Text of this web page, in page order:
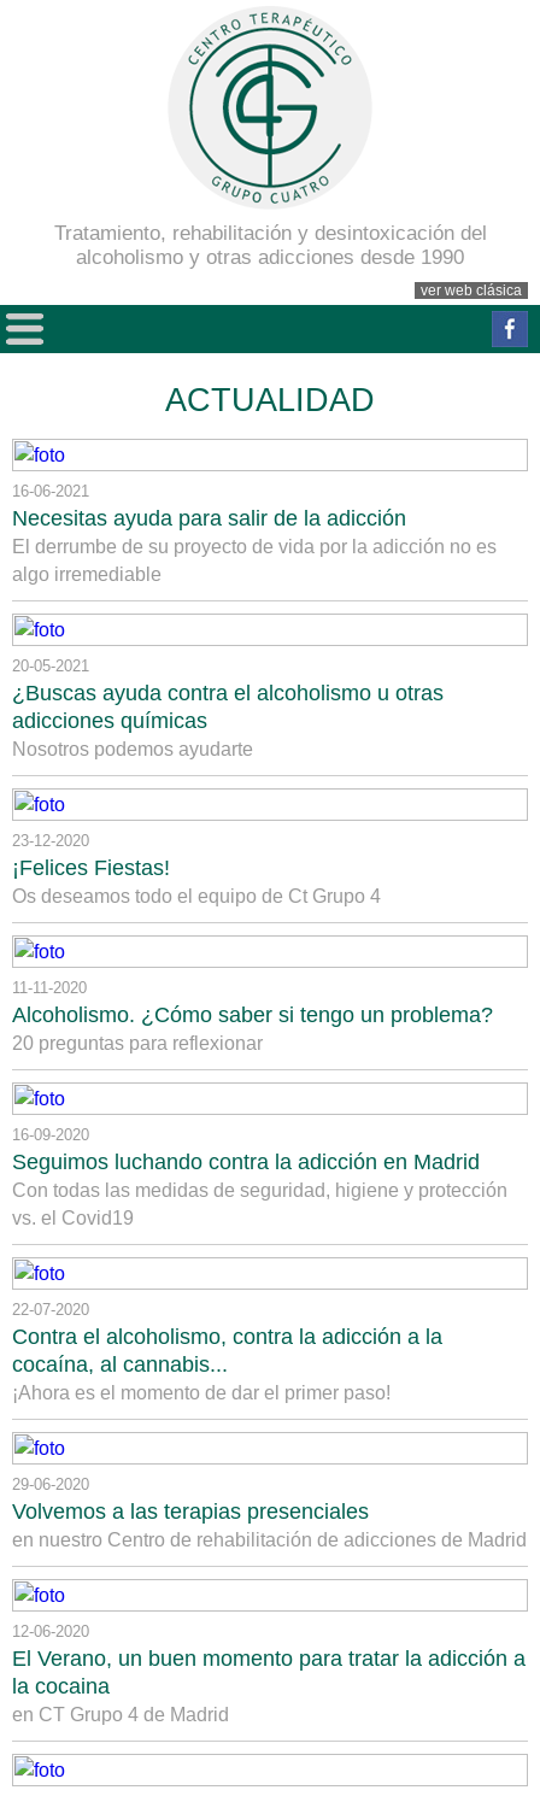
Tratamiento, rehabilitación y desintoxicación del
alcoholismo y otras adicciones desde 1990
ver web clásica
ACTUALIDAD
16-06-2021
Necesitas ayuda para salir de la adicción
El derrumbe de su proyecto de vida por la adicción no es
algo irremediable
20-05-2021
¿Buscas ayuda contra el alcoholismo u otras
adicciones químicas
Nosotros podemos ayudarte
23-12-2020
¡Felices Fiestas!
Os deseamos todo el equipo de Ct Grupo 4
11-11-2020
Alcoholismo. ¿Cómo saber si tengo un problema?
20 preguntas para reflexionar
16-09-2020
Seguimos luchando contra la adicción en Madrid
Con todas las medidas de seguridad, higiene y protección
vs. el Covid19
22-07-2020
Contra el alcoholismo, contra la adicción a la
cocaína, al cannabis...
¡Ahora es el momento de dar el primer paso!
29-06-2020
Volvemos a las terapias presenciales
en nuestro Centro de rehabilitación de adicciones de Madrid
12-06-2020
El Verano, un buen momento para tratar la adicción a
la cocaina
en CT Grupo 4 de Madrid